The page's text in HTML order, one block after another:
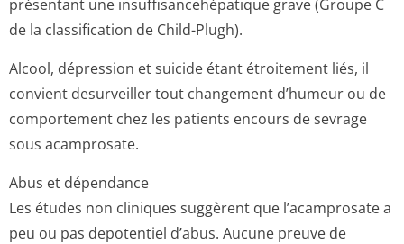
présentant une insuffisancehé­patique grave (Groupe C
de la classification de Child-Plugh).
Alcool, dépression et suicide étant étroitement liés, il
convient desurveiller tout changement d’humeur ou de
comportement chez les patients encours de sevrage
sous acamprosate.
Abus et dépendance
Les études non cliniques suggèrent que l’acamprosate a
peu ou pas depotentiel d’abus. Aucune preuve de